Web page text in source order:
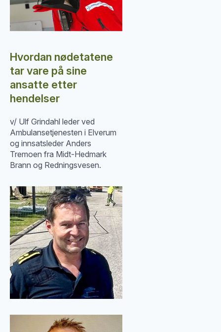
Hvordan nødetatene
tar vare på sine
ansatte etter
hendelser
v/ Ulf Grindahl leder ved
Ambulansetjenesten i Elverum
og innsatsleder Anders
Tremoen fra Midt-Hedmark
Brann og Redningsvesen.